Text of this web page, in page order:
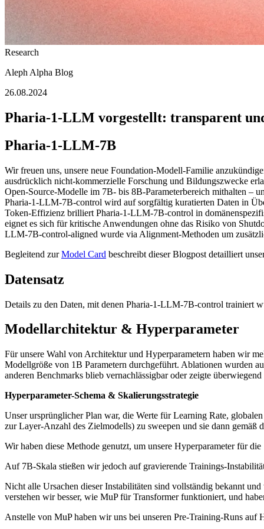
Research
Aleph Alpha Blog
26.08.2024
Pharia-1-LLM vorgestellt: transparent
Pharia-1-LLM-7B
Wir freuen uns, unsere neue Foundation-Modell-Familie
ausdrücklich nicht-kommerzielle Forschung und Bildungszwecke
Open-Source-Modelle im 7B- bis 8B-Parameterbereich mithalten –
Pharia-1-LLM-7B-control wird auf sorgfältig kuratierten Daten in
Token-Effizienz brilliert Pharia-1-LLM-7B-control in
eignet es sich für kritische Anwendungen ohne das Risiko von
LLM-7B-control-aligned wurde via Alignment-Methoden um
Begleitend zurModel Card beschreibt dieser Blogpost detailliert
Datensatz
Details zu den Daten, mit denen Pharia-1-LLM-7B-control trainiert
Modellarchitektur & Hyperparameter
Für unsere Wahl von Architektur und Hyperparametern haben wir
Modellgröße von 1B Parametern durchgeführt. Ablationen wurden
anderen Benchmarks blieb vernachlässigbar oder zeigte
Hyperparameter-Schema & Skalierungsstrategie
Unser ursprünglicher Plan war, die Werte für Learning Rate,
zur Layer-Anzahl des Zielmodells) zu sweepen und sie dann gemäß
Wir haben diese Methode genutzt, um unsere Hyperparameter für
Auf 7B-Skala stießen wir jedoch auf gravierende Trainings-
Nicht alle Ursachen dieser Instabilitäten sind vollständig bekannt
verstehen wir besser, wie MuP für Transformer funktioniert, und
Anstelle von MuP haben wir uns bei unseren Pre-Training-Runs